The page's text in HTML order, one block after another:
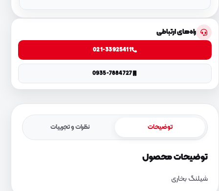
راه‌های ارتباطی
021-33925411
0935-7884727
توضیحات نظرات و تجربیات
توضیحات محصول
شیلنگ بخاری